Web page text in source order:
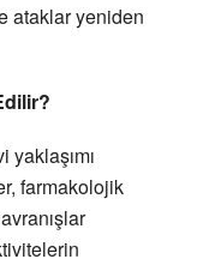
ataklar yeniden
farmakolojik